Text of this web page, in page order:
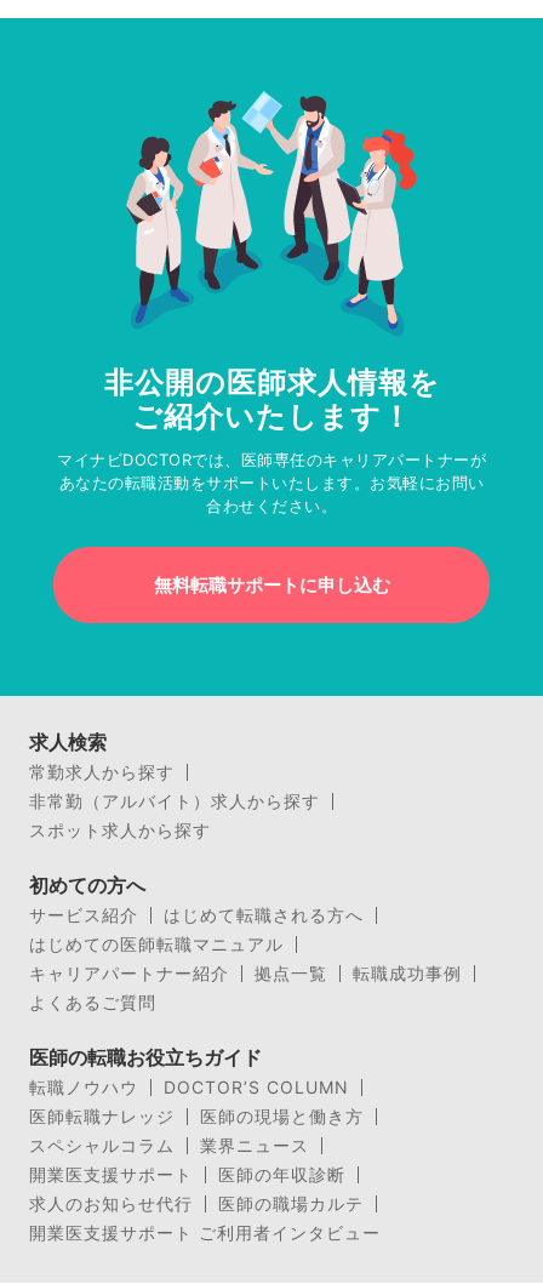
非公開の医師求人情報を
ご紹介いたします！
マイナビDOCTORでは、医師専任のキャリアパートナーが
あなたの転職活動をサポートいたします。お気軽にお問い
合わせください。
無料転職サポートに申し込む
求人検索
常勤求人から探す
非常勤（アルバイト）求人から探す
スポット求人から探す
初めての方へ
サービス紹介
はじめて転職される方へ
はじめての医師転職マニュアル
キャリアパートナー紹介
拠点一覧
転職成功事例
よくあるご質問
医師の転職お役立ちガイド
転職ノウハウ
DOCTOR’S COLUMN
医師転職ナレッジ
医師の現場と働き方
スペシャルコラム
業界ニュース
開業医支援サポート
医師の年収診断
求人のお知らせ代行
医師の職場カルテ
開業医支援サポート ご利用者インタビュー